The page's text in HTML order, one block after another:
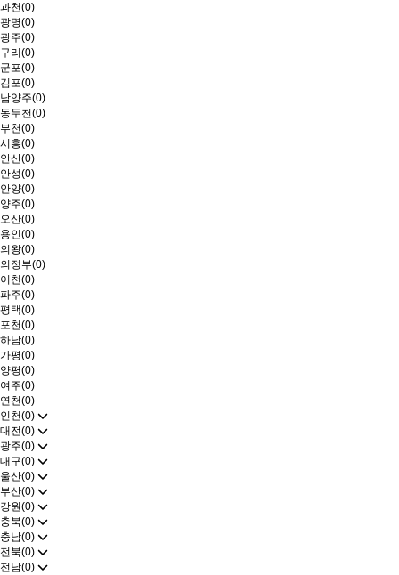
과천(0)
광명(0)
광주(0)
구리(0)
군포(0)
김포(0)
남양주(0)
동두천(0)
부천(0)
시흥(0)
안산(0)
안성(0)
안양(0)
양주(0)
오산(0)
용인(0)
의왕(0)
의정부(0)
이천(0)
파주(0)
평택(0)
포천(0)
하남(0)
가평(0)
양평(0)
여주(0)
연천(0)
인천(0)
대전(0)
광주(0)
대구(0)
울산(0)
부산(0)
강원(0)
충북(0)
충남(0)
전북(0)
전남(0)